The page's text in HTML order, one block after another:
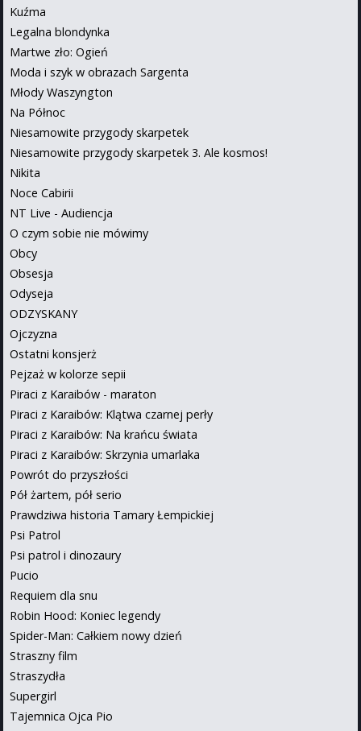
Kuźma
Legalna blondynka
Martwe zło: Ogień
Moda i szyk w obrazach Sargenta
Młody Waszyngton
Na Północ
Niesamowite przygody skarpetek
Niesamowite przygody skarpetek 3. Ale kosmos!
Nikita
Noce Cabirii
NT Live - Audiencja
O czym sobie nie mówimy
Obcy
Obsesja
Odyseja
ODZYSKANY
Ojczyzna
Ostatni konsjerż
Pejzaż w kolorze sepii
Piraci z Karaibów - maraton
Piraci z Karaibów: Klątwa czarnej perły
Piraci z Karaibów: Na krańcu świata
Piraci z Karaibów: Skrzynia umarlaka
Powrót do przyszłości
Pół żartem, pół serio
Prawdziwa historia Tamary Łempickiej
Psi Patrol
Psi patrol i dinozaury
Pucio
Requiem dla snu
Robin Hood: Koniec legendy
Spider-Man: Całkiem nowy dzień
Straszny film
Straszydła
Supergirl
Tajemnica Ojca Pio